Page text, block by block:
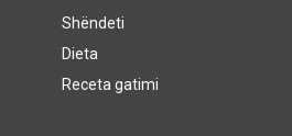
Shëndeti
Dieta
Receta gatimi